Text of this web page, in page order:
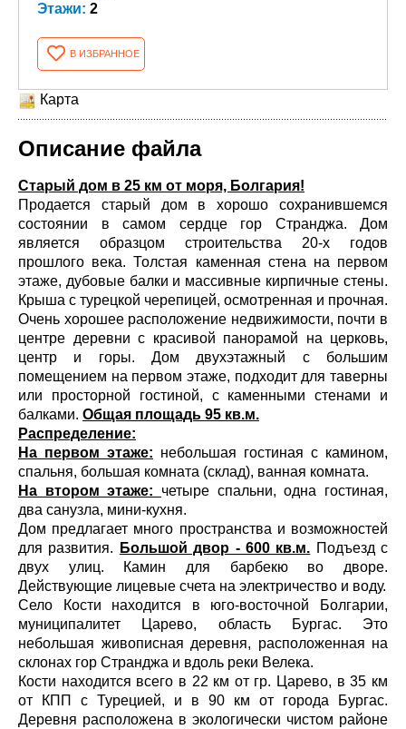
Этажи: 2
В ИЗБРАННОЕ
Карта
Описание файла
Старый дом в 25 км от моря, Болгария!
Продается старый дом в хорошо сохранившемся
состоянии в самом сердце гор Странджа. Дом
является образцом строительства 20-х годов
прошлого века. Толстая каменная стена на первом
этаже, дубовые балки и массивные кирпичные стены.
Крыша с турецкой черепицей, осмотренная и прочная.
Очень хорошее расположение недвижимости, почти в
центре деревни с красивой панорамой на церковь,
центр и горы. Дом двухэтажный с большим
помещением на первом этаже, подходит для таверны
или просторной гостиной, с каменными стенами и
балками. Общая площадь 95 кв.м.
Распределение:
На первом этаже: небольшая гостиная с камином,
спальня, большая комната (склад), ванная комната.
На втором этаже: четыре спальни, одна гостиная,
два санузла, мини-кухня.
Дом предлагает много пространства и возможностей
для развития.
Большой двор - 600 кв.м. Подъезд с
двух улиц. Камин для барбекю во дворе.
Действующие лицевые счета на электричество и воду.
Село Кости находится в юго-восточной Болгарии,
муниципалитет Царево, область Бургас. Это
небольшая живописная деревня, расположенная на
склонах гор Странджа и вдоль реки Велека.
Кости находится всего в 22 км от гр. Царево, в 35 км
от КПП с Турецией, и в 90 км от города Бургас.
Деревня расположена в экологически чистом районе